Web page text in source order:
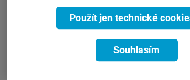
pojištění odpovědnosti za
provozem vozidla;
havarijní pojištění;
Použít jen technické
Souhlasím